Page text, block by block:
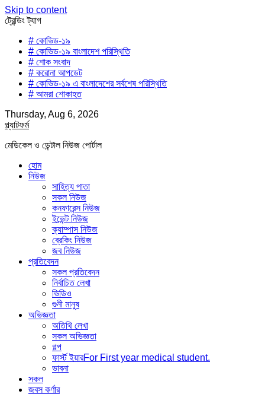
Skip to content
ট্রেন্ডিং ট্যাগ
# কোভিড-১৯
# কোভিড-১৯ বাংলাদেশ পরিস্থিতি
# শোক সংবাদ
# করোনা আপডেট
# কোভিড-১৯ এ বাংলাদেশের সর্বশেষ পরিস্থিতি
# আমরা শোকাহত
Thursday, Aug 6, 2026
প্ল্যাটফর্ম
মেডিকেল ও ডেন্টাল নিউজ পোর্টাল
হোম
নিউজ
সাহিত্য পাতা
সকল নিউজ
কনফারেন্স নিউজ
ইভেন্ট নিউজ
ক্যাম্পাস নিউজ
ব্রেকিং নিউজ
জব নিউজ
প্রতিবেদন
সকল প্রতিবেদন
নির্বাচিত লেখা
ভিডিও
গুনী মানুষ
অভিজ্ঞতা
অতিথি লেখা
সকল অভিজ্ঞতা
গল্প
ফার্স্ট ইয়ারFor First year medical student.
ভাবনা
সকল
জবস কর্ণার